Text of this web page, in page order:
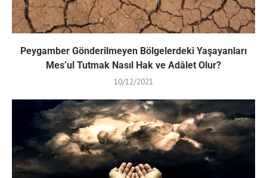
Peygamber Gönderilmeyen Bölgelerdeki Yaşayanları
Mes’ul Tutmak Nasıl Hak ve Adâlet Olur?
10/12/2021